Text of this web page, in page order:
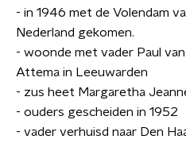
- in 1946 met de Volendam
Nederland gekomen.
- woonde met vader Paul
Attema in Leeuwarden
- zus heet Margaretha
- ouders gescheiden in 1952
- vader verhuisd naar Den